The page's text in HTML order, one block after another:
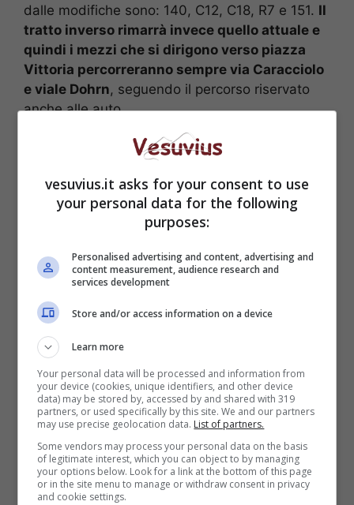
dalle modifiche sono: 140, C12, C18, R7 e 151. Il
tratto inverso rimarrà invece quello attuale e
quindi i mezzi che si dirigono verso piazza
Vittoria percorreranno sempre via Caracciolo
e viale Dohrn, seguendo il percorso riservato
anche alle auto.
La riapertura sarà parziale in vista di un
intervento più importante che riguarderà
anche via Caracciolo, viale Dohrn e via Gramsci:
proprio in attesa di questo provvedimento e
dell’estate, si è stabilito di riaprire la Riviera di
Chiaia soltanto ai mezzi pubblici, andando
così anche incontro alle richieste di residenti e
vesuvius.it asks for your consent to use
your personal data for the following
purposes:
Personalised advertising and content, advertising and
content measurement, audience research and
services development
Store and/or access information on a device
Learn more
Your personal data will be processed and information from
your device (cookies, unique identifiers, and other device
data) may be stored by, accessed by and shared with 319
partners, or used specifically by this site. We and our partners
may use precise geolocation data. List of partners.
Some vendors may process your personal data on the basis
of legitimate interest, which you can object to by managing
your options below. Look for a link at the bottom of this page
or in the site menu to manage or withdraw consent in privacy
and cookie settings.